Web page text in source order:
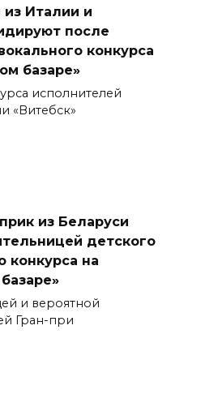
Италии и
после
конкурса
базаре»
исполнителей
«Витебск»
из Беларуси
детского
конкурса на
и вероятной
Гран-при